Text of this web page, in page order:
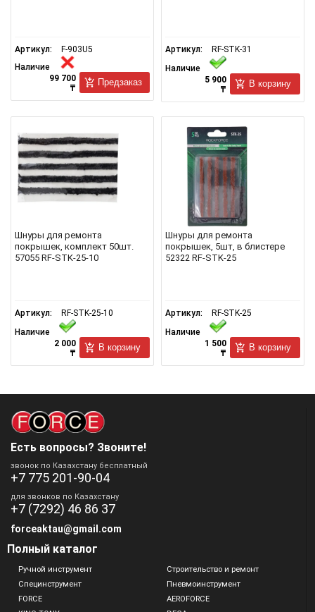
Артикул:
F-903U5
Наличие
99 700
₸
Предзаказ
Артикул:
RF-STK-31
Наличие
5 900
₸
В корзину
Шнуры для ремонта
покрышек, комплект 50шт.
57055 RF-STK-25-10
Артикул:
RF-STK-25-10
Наличие
2 000
₸
В корзину
Шнуры для ремонта
покрышек, 5шт, в блистере
52322 RF-STK-25
Артикул:
RF-STK-25
Наличие
1 500
₸
В корзину
Есть вопросы? Звоните!
звонок по Казахстану бесплатный
+7 775 201-90-04
для звонков по Казахстану
+7 (7292) 46 86 37
forceaktau@gmail.com
Полный каталог
Ручной инструмент
Строительство и ремонт
Специнструмент
Пневмоинструмент
FORCE
AEROFORCE